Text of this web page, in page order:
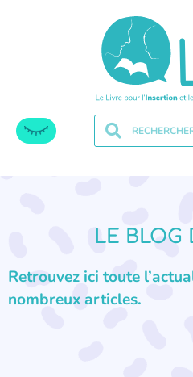
LE BLOG
Retrouvez ici toute
nombreux articles.